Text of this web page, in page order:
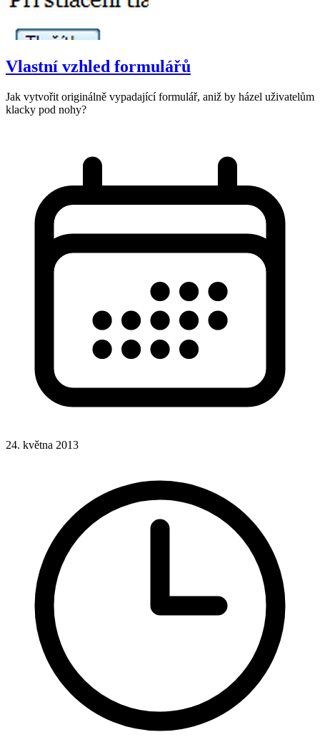
Vlastní vzhled formulářů
Jak vytvořit originálně vypadající formulář, aniž by házel uživatelům
klacky pod nohy?
24. května 2013